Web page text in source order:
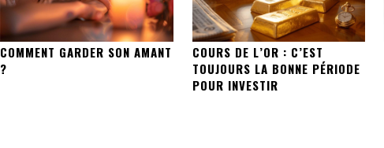
COMMENT GARDER SON AMANT
?
COURS DE L’OR : C’EST
TOUJOURS LA BONNE PÉRIODE
POUR INVESTIR